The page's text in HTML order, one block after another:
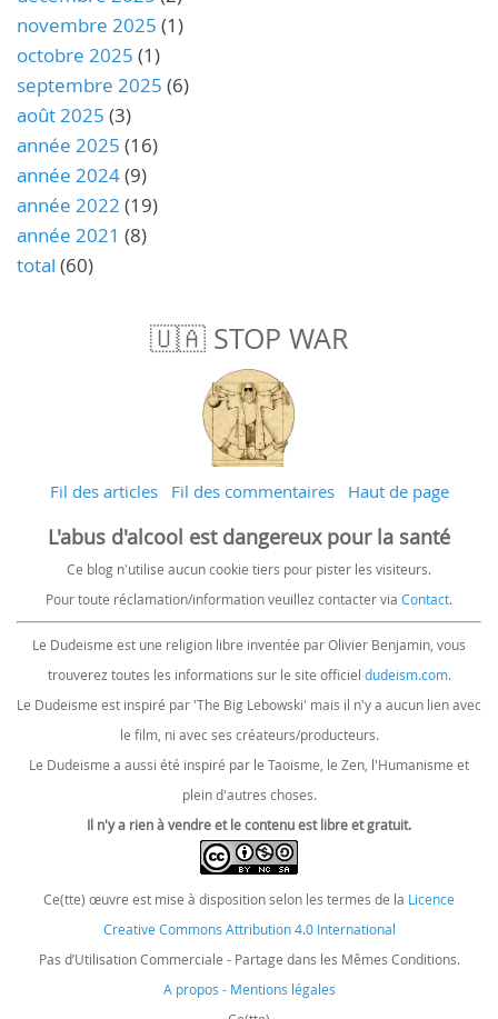
novembre 2025 (1)
octobre 2025 (1)
septembre 2025 (6)
août 2025 (3)
année 2025 (16)
année 2024(9)
année 2022 (19)
année 2021 (8)
total (60)
🇺🇦 STOP WAR
Fil des articles Fil des commentaires Haut de page
L'abus d'alcool est dangereux pour la santé
Ce blog n'utilise aucun cookie tiers pour pister les visiteurs.
Pour toute réclamation/information veuillez contacter via Contact.
Le Dudeisme est une religion libre inventée par Olivier Benjamin, vous
trouverez toutes les informations sur le site officiel dudeism.com.
Le Dudeisme est inspiré par 'The Big Lebowski' mais il n'y a aucun lien avec
le film, ni avec ses créateurs/producteurs.
Le Dudeisme a aussi été inspiré par le Taoisme, le Zen, l'Humanisme et
plein d'autres choses.
Il n'y a rien à vendre et le contenu est libre et gratuit.
Ce(tte) œuvre est mise à disposition selon les termes de la Licence
Creative Commons Attribution 4.0 International
Pas d’Utilisation Commerciale - Partage dans les Mêmes Conditions.
A propos - Mentions légales